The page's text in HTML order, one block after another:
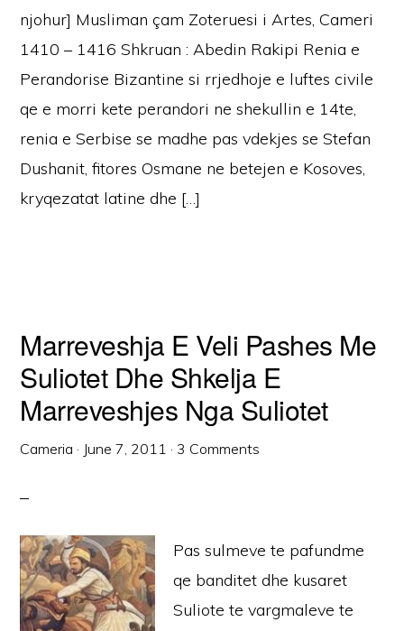
njohur] Musliman çam Zoteruesi i Artes, Cameri
1410 – 1416 Shkruan : Abedin Rakipi Renia e
Perandorise Bizantine si rrjedhoje e luftes civile
qe e morri kete perandori ne shekullin e 14te,
renia e Serbise se madhe pas vdekjes se Stefan
Dushanit, fitores Osmane ne betejen e Kosoves,
kryqezatat latine dhe […]
Marreveshja E Veli Pashes Me
Suliotet Dhe Shkelja E
Marreveshjes Nga Suliotet
Cameria · June 7, 2011 · 3 Comments
Pas sulmeve te pafundme
qe banditet dhe kusaret
Suliote te vargmaleve te